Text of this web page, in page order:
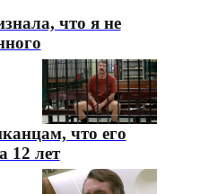
что я не
что его
12 лет